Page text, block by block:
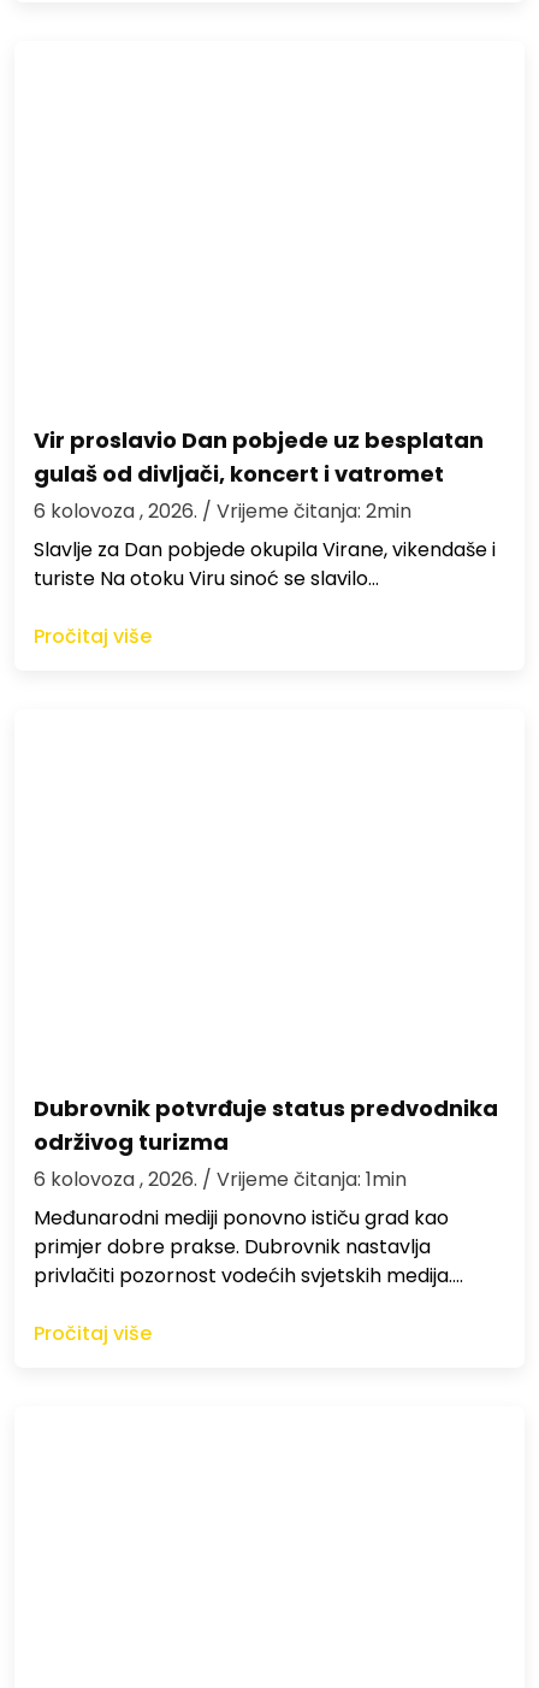
Vir proslavio Dan pobjede uz besplatan
gulaš od divljači, koncert i vatromet
6 kolovoza , 2026. / Vrijeme čitanja: 2min
Slavlje za Dan pobjede okupila Virane, vikendaše i
turiste Na otoku Viru sinoć se slavilo…
Pročitaj više
Dubrovnik potvrđuje status predvodnika
održivog turizma
6 kolovoza , 2026. / Vrijeme čitanja: 1min
Međunarodni mediji ponovno ističu grad kao
primjer dobre prakse. Dubrovnik nastavlja
privlačiti pozornost vodećih svjetskih medija.…
Pročitaj više